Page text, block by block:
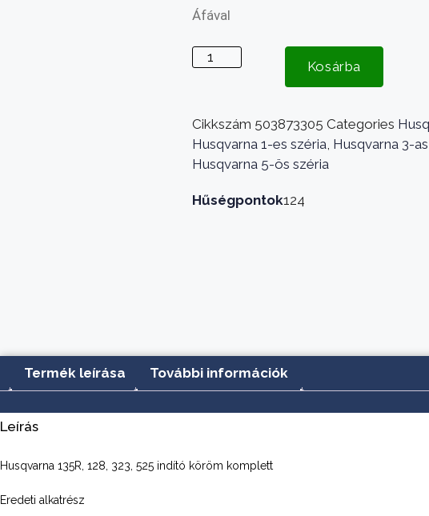
Áfával
Husqvarna
indító
köröm
komplett
Kosárba
Cikkszám 503873305 Categories
Husqvarna 1-es széria Husqvarna 3-
Husqvarna 5-ös széria
Hűségpontok124
Termék leírása További információk
Leírás
Husqvarna 135R, 128, 323, 525 indító köröm komplett
Eredeti alkatrész